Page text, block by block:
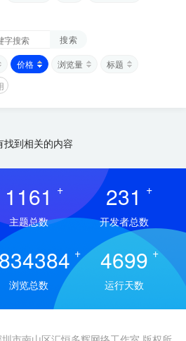
搜索
价格 浏览量
标题
找到相关的内容
1161 +
主题总数
231 +
开发者总数
+
浏览总数
4699 +
运行天数